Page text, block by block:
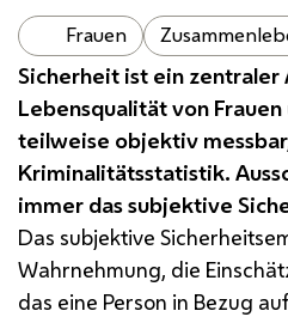
Frauen
Sicherheit ist ein zentraler
Lebensqualität von
teilweise objektiv
Kriminalitätsstatistik.
immer das subjektive
Das subjektive
Wahrnehmung, die
das eine Person in Bezug